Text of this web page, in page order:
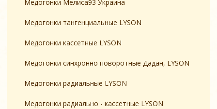
Медогонки Мелиса93 Украина
Медогонки тангенциальные LYSON
Медогонки кассетные LYSON
Медогонки синхронно поворотные Дадан, LYSON
Медогонки радиальные LYSON
Медогонки радиально - кассетные LYSON